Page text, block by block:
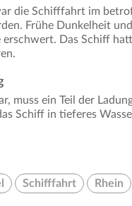
die Schifffahrt im
Frühe Dunkelheit
Das Schiff
muss ein Teil der
Schiff in tieferes
Schifffahrt Rhein